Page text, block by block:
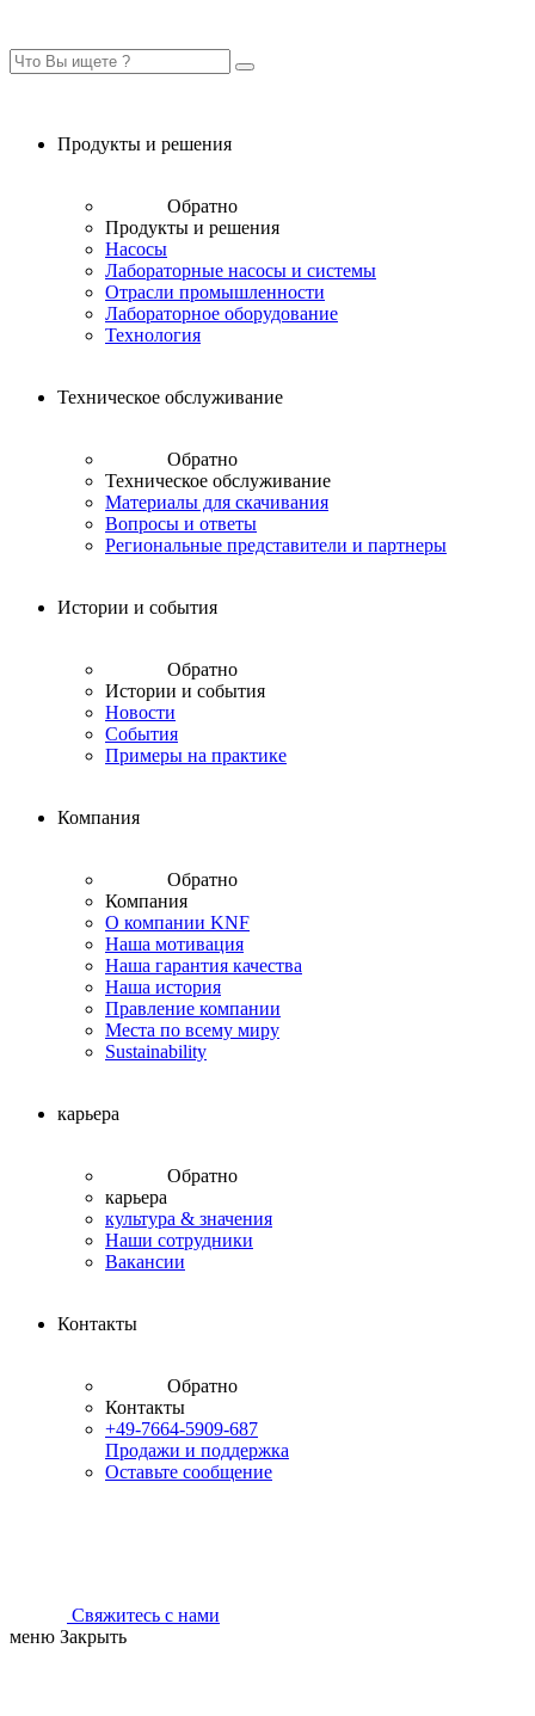
Продукты и решения
Обратно
Продукты и решения
Насосы
Лабораторные насосы и системы
Отрасли промышленности
Лабораторное оборудование
Технология
Техническое обслуживание
Обратно
Техническое обслуживание
Материалы для скачивания
Вопросы и ответы
Региональные представители и партнеры
Истории и события
Обратно
Истории и события
Новости
События
Примеры на практике
Компания
Обратно
Компания
О компании KNF
Наша мотивация
Наша гарантия качества
Наша история
Правление компании
Места по всему миру
Sustainability
карьера
Обратно
карьера
культура & значения
Наши сотрудники
Вакансии
Контакты
Обратно
Контакты
+49-7664-5909-687
Продажи и поддержка
Оставьте сообщение
Свяжитесь с нами
меню Закрыть